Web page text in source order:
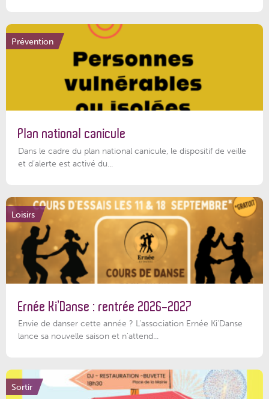
Prévention
Plan national canicule
Dans le cadre du plan national canicule, le dispositif de veille
et d’alerte est activé du...
Loisirs
Ernée Ki’Danse : rentrée 2026-2027
Envie de danser cette année ? L'association Ernée Ki'Danse
lance sa nouvelle saison et n'attend...
Sortir